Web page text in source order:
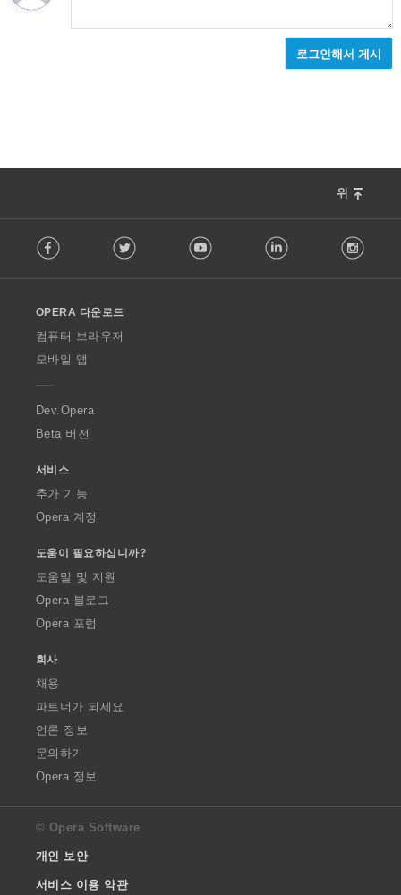
로그인해서 게시
위
o
w
O
p
a
Facebook Twitter Youtube LinkedIn
OPERA 다운로드
컴퓨터 브라우저
모바일 앱
Dev.Opera
Beta 버전
서비스
추가 기능
Opera 계정
도움이 필요하십니까?
도움말 및 지원
Opera 블로그
Opera 포럼
회사
채용
파트너가 되세요
언론 정보
문의하기
Opera 정보
© Opera Software
개인 보안
서비스 이용 약관